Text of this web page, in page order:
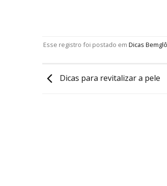
Esse registro foi postado em Dicas Bemglô
Dicas para revitalizar a pele